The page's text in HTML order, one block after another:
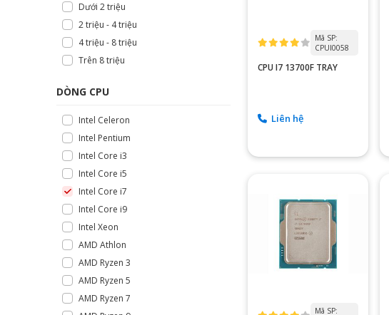
Dưới 2 triệu
2 triệu - 4 triệu
4 triệu - 8 triệu
Trên 8 triệu
DÒNG CPU
Intel Celeron
Intel Pentium
Intel Core i3
Intel Core i5
Intel Core i7
Intel Core i9
Intel Xeon
AMD Athlon
AMD Ryzen 3
AMD Ryzen 5
AMD Ryzen 7
Mã SP:
CPUI0058
CPU I7 13700F TRAY
Liên hệ
Mã SP: